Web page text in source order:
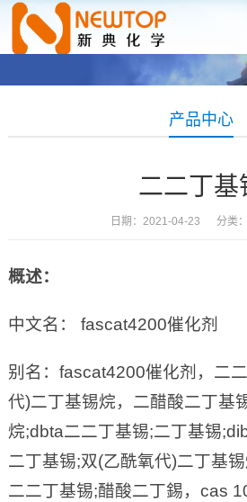
产品中心
二二丁基
日期：2021-04-23 分类：
概述：
中文名： fascat4200催化剂
别名：fascat4200催化剂，二
代)二丁基锡烷，二醋酸二丁基
烷;dbta二二丁基锡;二丁基锡
二丁基锡;双(乙酰氧代)二丁基
二二丁基锡;醋酸二丁錫，cas